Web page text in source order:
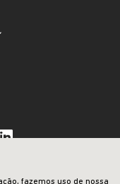
fazemos uso de nossa